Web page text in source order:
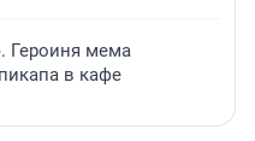
Героиня мема
в кафе